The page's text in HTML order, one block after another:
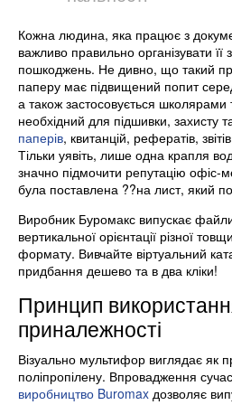
Кожна людина, яка працює з
важливо правильно організувати її
пошкоджень. Не дивно, що такий
паперу має підвищений попит
а також застосовується школярами
необхідний для підшивки, захисту
паперів, квитанцій, рефератів,
Тільки уявіть, лише одна крапля
значно підмочити репутацію
була поставлена ??на лист, який
Виробник Буромакс випускає
вертикальної орієнтації різної
формату. Вивчайте віртуальний
придбання дешево та в два кліки!
Принцип
приналежності
Візуально мультифор виглядає як
поліпропілену. Впровадження
виробництво Buromax дозволяє